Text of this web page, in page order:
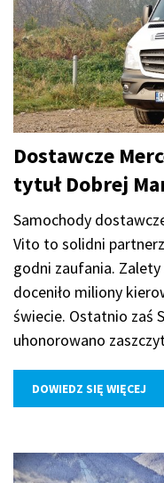
Dostawcze
tytuł Dobrej
Samochody
Vito to solidni
godni zaufania.
doceniło miliony
świecie. Ostatnio zaś
uhonorowano
DOWIEDZ SIĘ WIĘCEJ